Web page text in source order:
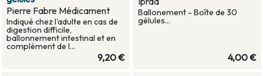
Pierre Fabre Médicament
Indiqué chez l'adulte en cas de
digestion difficile,
ballonnement intestinal et en
complément de l...
9,20 €
Ballonement - Boîte de 30
gélules...
4,00 €